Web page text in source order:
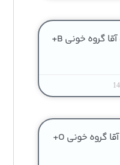
آگهی عادی — اهداکننده آقا گروه خونی B+
آگهی ویژه — اهداکننده آقا گروه خونی O+